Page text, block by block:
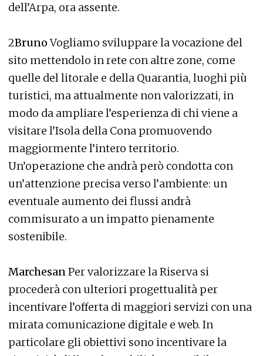
dell’Arpa, ora assente.
2BrunoVogliamo sviluppare la vocazione del
sito mettendolo in rete con altre zone, come
quelle del litorale e della Quarantia, luoghi più
turistici, ma attualmente non valorizzati, in
modo da ampliare l’esperienza di chi viene a
visitare l’Isola della Cona promuovendo
maggiormente l’intero territorio.
Un’operazione che andrà però condotta con
un’attenzione precisa verso l’ambiente: un
eventuale aumento dei flussi andrà
commisurato a un impatto pienamente
sostenibile.
MarchesanPer valorizzare la Riserva si
procederà con ulteriori progettualità per
incentivare l’offerta di maggiori servizi con una
mirata comunicazione digitale e web. In
particolare gli obiettivi sono incentivare la